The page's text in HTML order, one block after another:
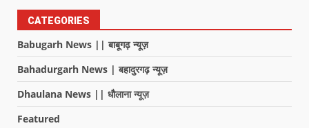
CATEGORIES
Babugarh News || बाबूगढ़ न्यूज़
Bahadurgarh News | बहादुरगढ़ न्यूज़
Dhaulana News || धौलाना न्यूज़
Featured